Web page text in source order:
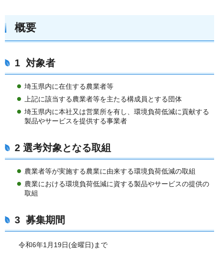
概要
1 対象者
埼玉県内に在住する農業者等
上記に該当する農業者等を主たる構成員とする団体
埼玉県内に本社又は営業所を有し、環境負荷低減に貢献する
製品やサービスを提供する事業者
2 選考対象となる取組
農業者等が実施する農業に由来する環境負荷低減の取組
農業における環境負荷低減に資する製品やサービスの提供の
取組
3 募集期間
令和6年1月19日(金曜日)まで